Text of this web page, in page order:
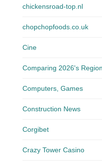
chickensroad-top.nl
chopchopfoods.co.uk
Cine
Comparing 2026's
Computers, Games
Construction News
Corgibet
Crazy Tower Сasino